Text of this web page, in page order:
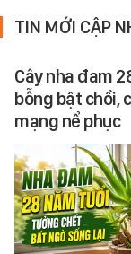
TIN MỚI CẬP
Cây nha đam
bỗng bật chồi,
mạng nể phục